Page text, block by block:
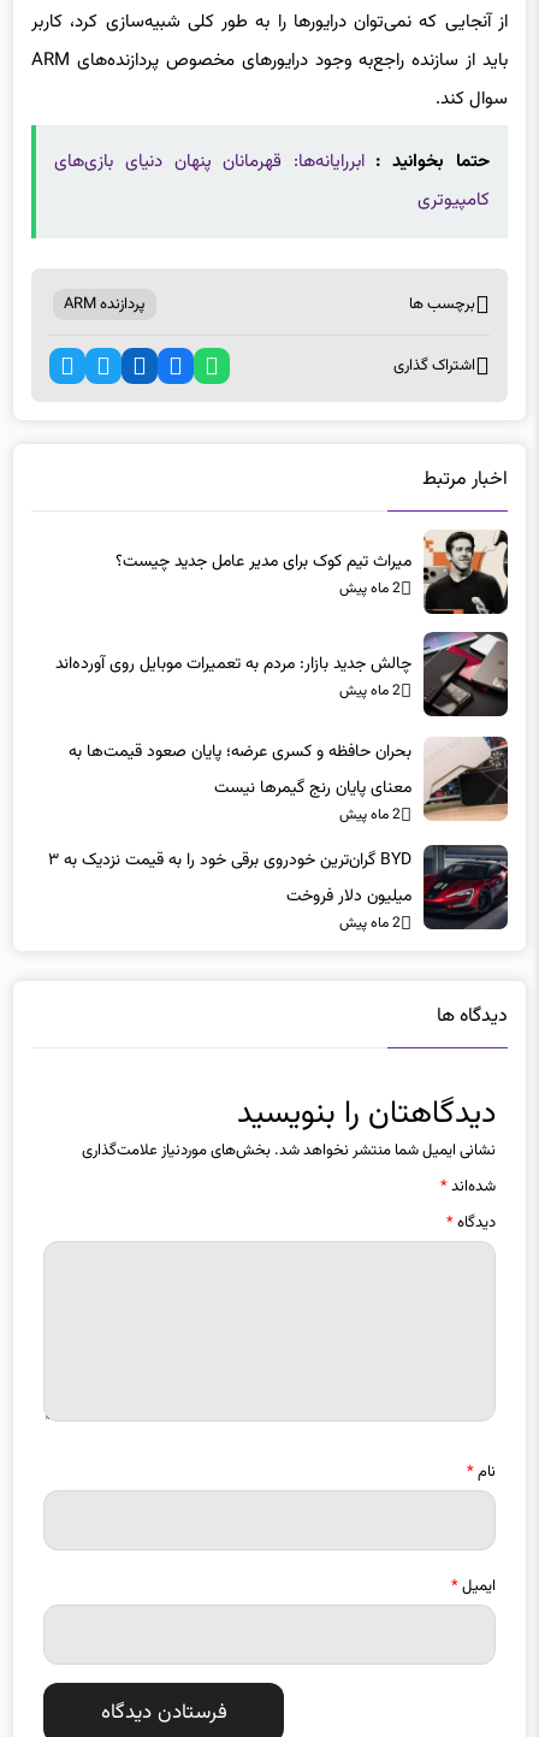
از آنجایی که نمی‌توان درایورها را به طور کلی شبیه‌سازی کرد، کاربر
باید از سازنده راجع‌به وجود درایورهای مخصوص پردازنده‌های ARM
سوال کند.
حتما بخوانید :ابررایانه‌ها: قهرمانان پنهان دنیای بازی‌های
کامپیوتری
برچسب ها پردازنده ARM
اشتراک گذاری
اخبار مرتبط
میراث تیم کوک برای مدیر عامل جدید چیست؟
2 ماه پیش
چالش جدید بازار: مردم به تعمیرات موبایل روی آورده‌اند
2 ماه پیش
بحران حافظه و کسری عرضه؛ پایان صعود قیمت‌ها به
معنای پایان رنج گیمرها نیست
2 ماه پیش
BYD گران‌ترین خودروی برقی خود را به قیمت نزدیک به ۳
میلیون دلار فروخت
2 ماه پیش
دیدگاه ها
دیدگاهتان را بنویسید
نشانی ایمیل شما منتشر نخواهد شد. بخش‌های موردنیاز علامت‌گذاری
شده‌اند*
دیدگاه*
نام*
ایمیل*